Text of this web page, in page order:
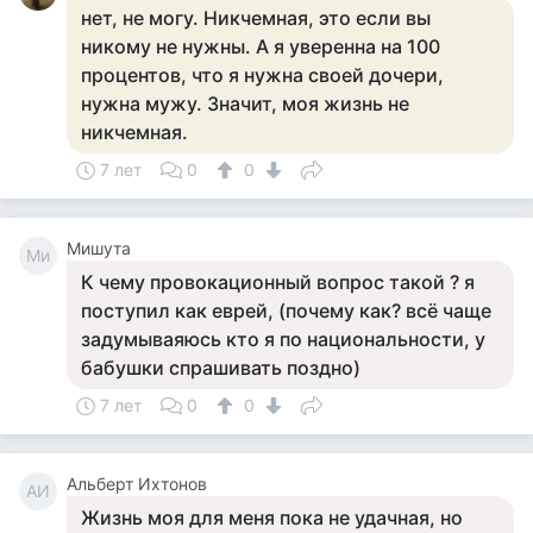
нет, не могу. Никчемная, это если вы
никому не нужны. А я уверенна на 100
процентов, что я нужна своей дочери,
нужна мужу. Значит, моя жизнь не
никчемная.
7 лет 0 0
Ми Мишута
К чему провокационный вопрос такой ? я
поступил как еврей, (почему как? всё чаще
задумываяюсь кто я по национальности, у
бабушки спрашивать поздно)
7 лет 0 0
АИ Альберт Ихтонов
Жизнь моя для меня пока не удачная, но